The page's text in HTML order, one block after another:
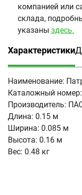
компанией или
склада,
указаны здесь.
Характеристики
(активная
Наименование:
Каталожный номер:
Производитель:
Длина: 0.15 м
Ширина: 0.085 м
Высота: 0.16 м
Вес: 0.48 кг